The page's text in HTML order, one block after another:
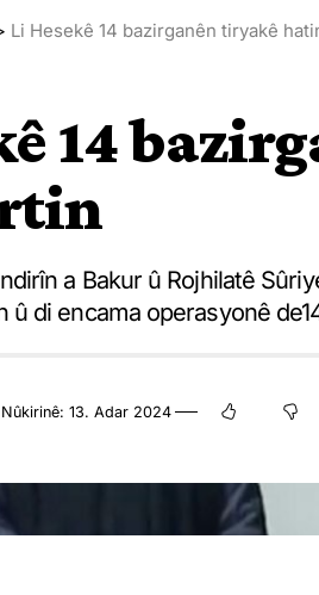
Li Hesekê 14 bazirganên tiryakê
14
a Bakur û Rojhilatê
û di encama operasyonê
13. Adar 2024